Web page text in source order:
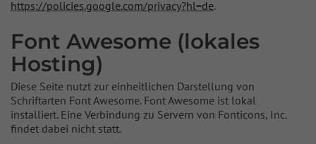
https://policies.google.com/privacy?hl=de.
Font Awesome (lokales
Hosting)
Diese Seite nutzt zur einheitlichen Darstellung von
Schriftarten Font Awesome. Font Awesome ist lokal
installiert. Eine Verbindung zu Servern von Fonticons, Inc.
findet dabei nicht statt.